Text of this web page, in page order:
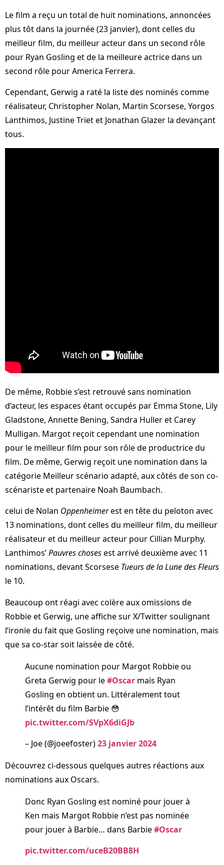
Le film a reçu un total de huit nominations, annoncées
plus tôt dans la journée (23 janvier), dont celles du
meilleur film, du meilleur acteur dans un second rôle
pour Ryan Gosling et de la meilleure actrice dans un
second rôle pour America Ferrera.
Cependant, Gerwig a raté la liste des nominés comme
réalisateur, Christopher Nolan, Martin Scorsese, Yorgos
Lanthimos, Justine Triet et Jonathan Glazer la devançant
tous.
De même, Robbie s’est retrouvé sans nomination
d’acteur, les espaces étant occupés par Emma Stone, Lily
Gladstone, Annette Bening, Sandra Huller et Carey
Mulligan. Margot reçoit cependant une nomination
pour le meilleur film pour son rôle de productrice du
film. De même, Gerwig reçoit une nomination dans la
catégorie Meilleur scénario adapté, aux côtés de son co-
scénariste et partenaire Noah Baumbach.
celui de Nolan Oppenheimerest en tête du peloton avec
13 nominations, dont celles du meilleur film, du meilleur
réalisateur et du meilleur acteur pour Cillian Murphy.
Lanthimos’Pauvres chosesest arrivé deuxième avec 11
nominations, devant Scorsese Tueurs de la Lune des Fleurs
le 10.
Beaucoup ont réagi avec colère aux omissions de
Robbie et Gerwig, une affiche sur X/Twitter soulignant
l’ironie du fait que Gosling reçoive une nomination, mais
que sa co-star soit laissée de côté.
Aucune nomination pour Margot Robbie ou
Greta Gerwig pour le#Oscar mais Ryan
Gosling en obtient un. Littéralement tout
l’intérêt du film Barbie 😳
pic.twitter.com/SVpX6diGJb
– Joe (@joeefoster)23 janvier 2024
Découvrez ci-dessous quelques autres réactions aux
nominations aux Oscars.
Donc Ryan Gosling est nominé pour jouer à
Ken mais Margot Robbie n’est pas nominée
pour jouer à Barbie… dans Barbie#Oscar
pic.twitter.com/uceB20BB8H